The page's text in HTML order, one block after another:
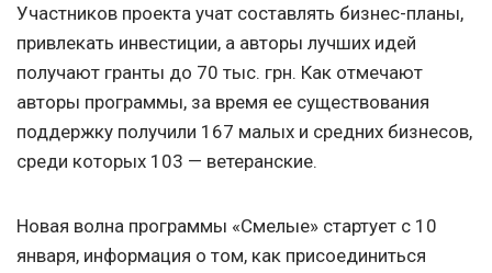
Участников проекта учат составлять бизнес-планы,
привлекать инвестиции, а авторы лучших идей
получают гранты до 70 тыс. грн. Как отмечают
авторы программы, за время ее существования
поддержку получили 167 малых и средних бизнесов,
среди которых 103 — ветеранские.
Новая волна программы «Смелые» стартует с 10
января, информация о том, как присоединиться